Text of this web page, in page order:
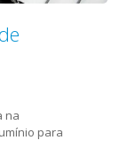
na
para